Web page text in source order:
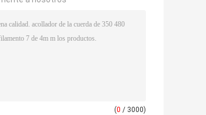
(0 / 3000)